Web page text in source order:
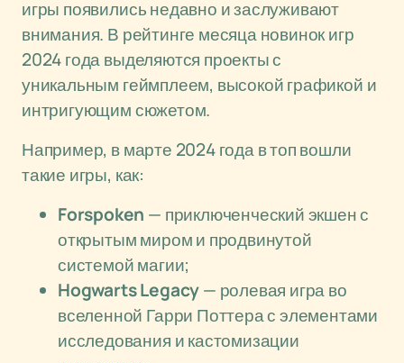
игры появились недавно и заслуживают
внимания. В рейтинге месяца новинок игр
2024 года выделяются проекты с
уникальным геймплеем, высокой графикой и
интригующим сюжетом.
Например, в марте 2024 года в топ вошли
такие игры, как:
Forspoken — приключенческий экшен с
открытым миром и продвинутой
системой магии;
Hogwarts Legacy— ролевая игра во
вселенной Гарри Поттера с элементами
исследования и кастомизации